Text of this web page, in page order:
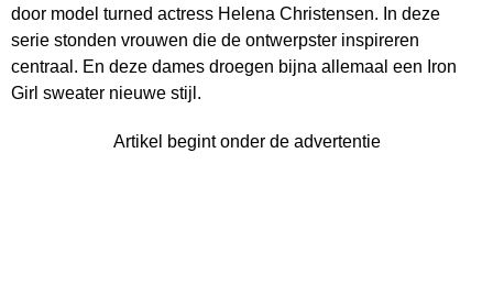
door model turned actress Helena Christensen. In deze
serie stonden vrouwen die de ontwerpster inspireren
centraal. En deze dames droegen bijna allemaal een Iron
Girl sweater nieuwe stijl.
Artikel begint onder de advertentie